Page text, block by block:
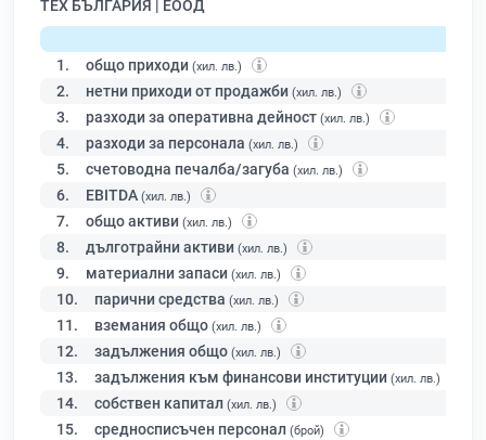
ТЕХ БЪЛГАРИЯ | ЕООД
1. общо приходи (хил. лв.)
2. нетни приходи от продажби (хил. лв.)
3. разходи за оперативна дейност (хил. лв.)
4. разходи за персонала (хил. лв.)
5. счетоводна печалба/загуба (хил. лв.)
6. EBITDA (хил. лв.)
7. общо активи (хил. лв.)
8. дълготрайни активи (хил. лв.)
9. материални запаси (хил. лв.)
10. парични средства (хил. лв.)
11. вземания общо (хил. лв.)
12. задължения общо (хил. лв.)
13. задължения към финансови институции (хил. лв.)
14. собствен капитал (хил. лв.)
15. средносписъчен персонал (брой)